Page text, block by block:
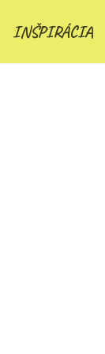
INŠPIRÁCIA